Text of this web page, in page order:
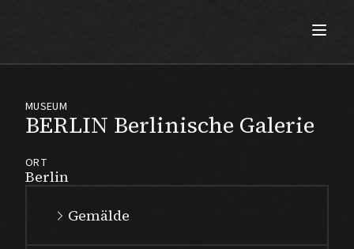
BERLIN Berlinische Galerie
MUSEUM
Berlin
ORT
Gemälde